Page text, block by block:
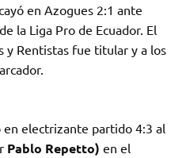
en Azogues 2:1 ante
la Liga Pro de Ecuador. El
y Rentistas fue titular y a los
en electrizante partido 4:3 al
Pablo Repetto) en el